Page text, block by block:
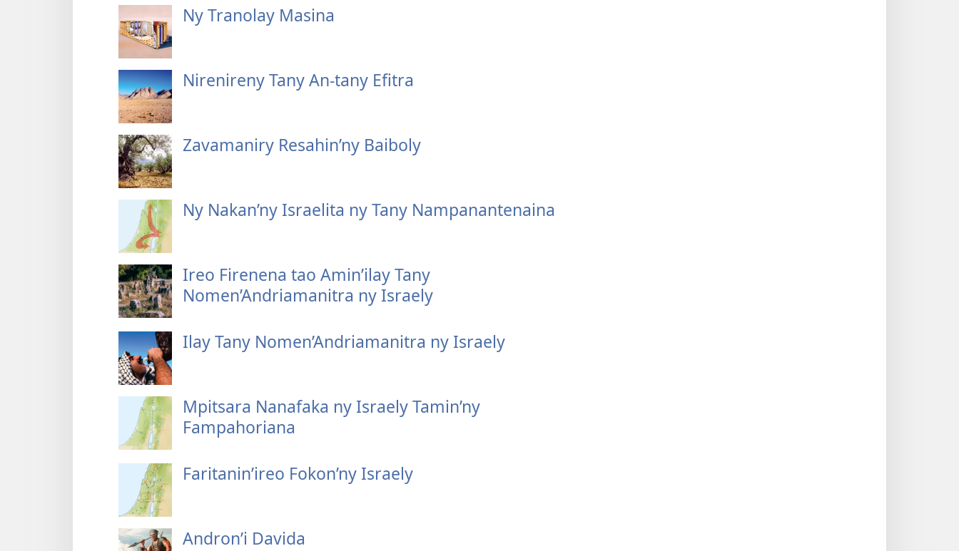
Ny Tranolay Masina
Nirenireny Tany An-tany Efitra
Zavamaniry Resahin’ny Baiboly
Ny Nakan’ny Israelita ny Tany Nampanantenaina
Ireo Firenena tao Amin’ilay Tany
Nomen’Andriamanitra ny Israely
Ilay Tany Nomen’Andriamanitra ny Israely
Mpitsara Nanafaka ny Israely Tamin’ny
Fampahoriana
Faritanin’ireo Fokon’ny Israely
Andron’i Davida